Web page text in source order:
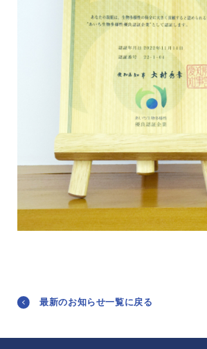
最新のお知らせ一覧に戻る